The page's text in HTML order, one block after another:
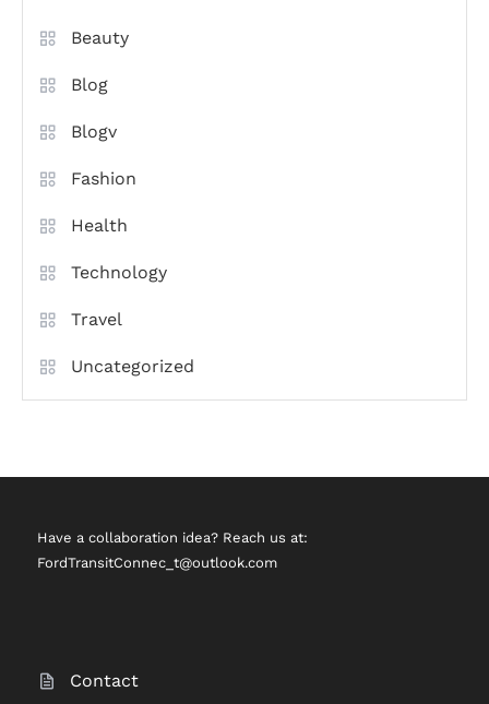
Beauty
Blog
Blogv
Fashion
Health
Technology
Travel
Uncategorized
Have a collaboration idea? Reach us at:
FordTransitConnec_t@outlook.com
Contact